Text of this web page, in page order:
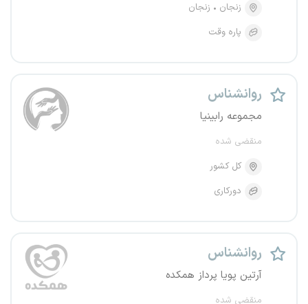
زنجان
زنجان
پاره وقت
روانشناس
مجموعه رابینیا
منقضی شده
کل کشور
دورکاری
روانشناس
آرتین پویا پرداز همکده
منقضی شده